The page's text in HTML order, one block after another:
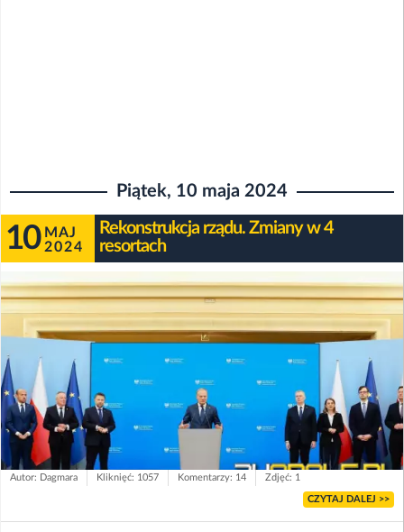
Piątek, 10 maja 2024
10 MAJ
2024
Rekonstrukcja rządu. Zmiany w 4
resortach
Autor: Dagmara Kliknięć: 1057 Komentarzy: 14 Zdjęć: 1
CZYTAJ DALEJ >>